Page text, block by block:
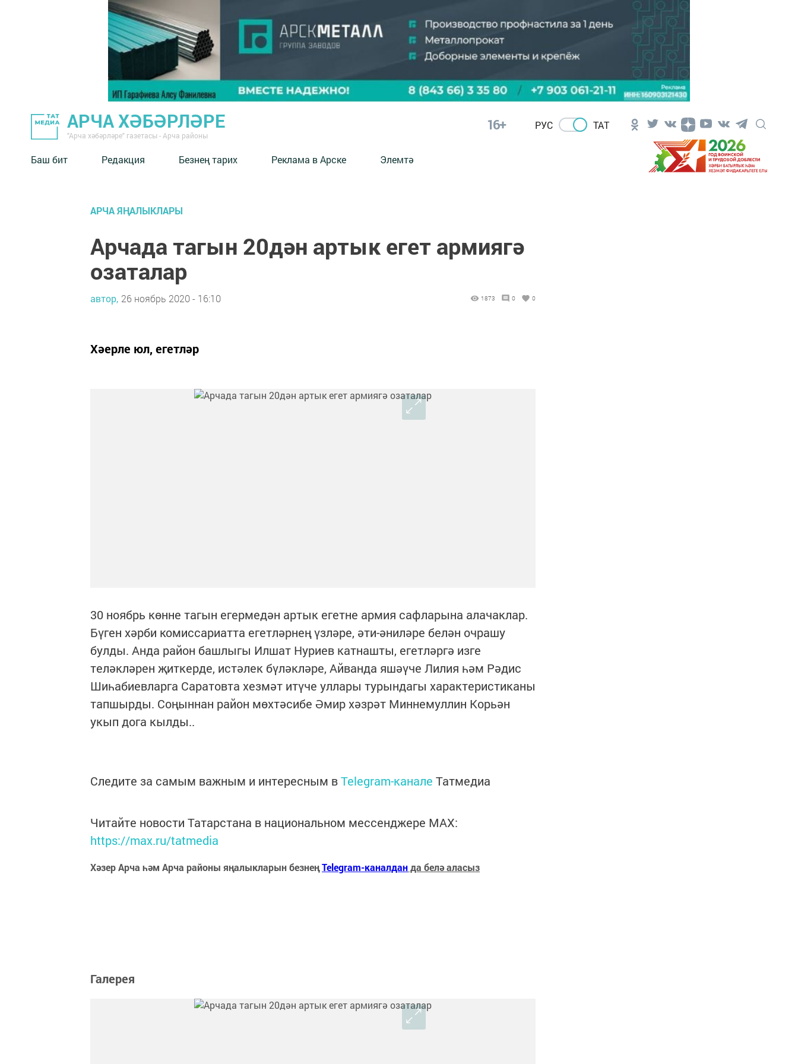
АРЧА ХӘБӘРЛӘРЕ
"Арча хәбәрләре" газетасы - Арча районы
16+ РУС ТАТ
Баш бит Редакция Безнең тарих Реклама в Арске Элемтә
АРЧА ЯҢАЛЫКЛАРЫ
Арчада тагын 20дән артык егет армиягә
озаталар
автор, 26 ноябрь 2020 - 16:10 1873 0 0
Хәерле юл, егетләр
30 ноябрь көнне тагын егермедән артык егетне армия сафларына алачаклар.
Бүген хәрби комиссариатта егетләрнең үзләре, әти-әниләре белән очрашу
булды. Анда район башлыгы Илшат Нуриев катнашты, егетләргә изге
теләкләрен җиткерде, истәлек бүләкләре, Айванда яшәүче Лилия һәм Рәдис
Шиһабиевларга Саратовта хезмәт итүче уллары турындагы характеристиканы
тапшырды. Соңыннан район мөхтәсибе Әмир хәзрәт Миннемуллин Корьән
укып дога кылды..
Следите за самым важным и интересным вTelegram-канале Татмедиа
Читайте новости Татарстана в национальном мессенджере MАХ:
https://max.ru/tatmedia
Хәзер Арча һәм Арча районы яңалыкларын безнеңTelegram-каналданда белә аласыз
Галерея